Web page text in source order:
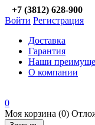
+7 (3812) 628-900
Войти Регистрация
Доставка
Гарантия
Наши
О компании
0
Моя корзина (0)